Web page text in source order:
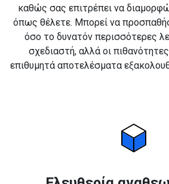
καθώς σας επιτρέπει να
όπως θέλετε. Μπορεί να
όσο το δυνατόν περισσότερες
σχεδιαστή, αλλά οι
επιθυμητά αποτελέσματα